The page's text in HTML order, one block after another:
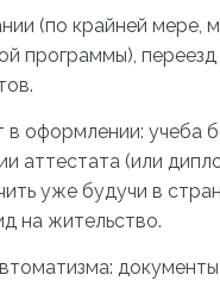
(по крайней мере,
программы),
оформлении: учеба
аттестата (или
уже будучи в
на жительство.